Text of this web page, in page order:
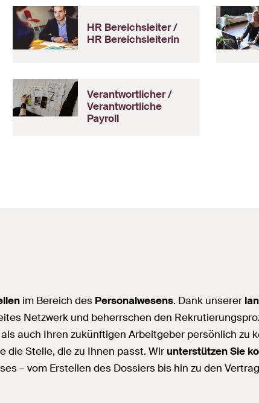
HR Bereichsleiter /
HR Bereichsleiterin
Verantwortlicher /
Verantwortliche
Payroll
im Bereich des Personalwesens. Dank unserer
Netzwerk und beherrschen den
auch Ihren zukünftigen Arbeitgeber persönlich zu
die Stelle, die zu Ihnen passt. Wir unterstützen Sie
– vom Erstellen des Dossiers bis hin zu den